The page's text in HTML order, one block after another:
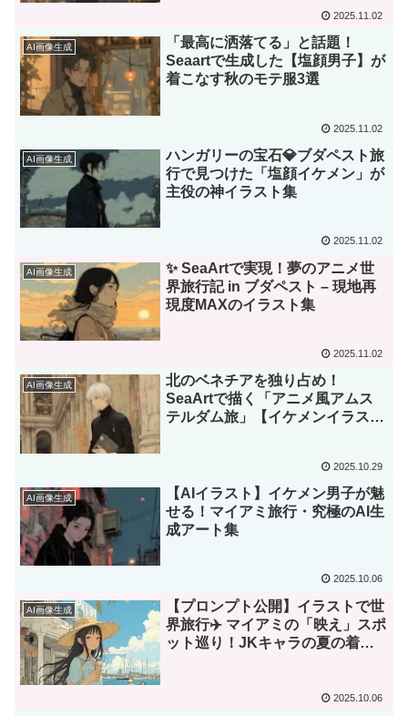
2025.11.02
AI画像生成
「最高に洒落てる」と話題！
Seaartで生成した【塩顔男子】が
着こなす秋のモテ服3選
2025.11.02
AI画像生成
ハンガリーの宝石💎ブダペスト旅
行で見つけた「塩顔イケメン」が
主役の神イラスト集
2025.11.02
AI画像生成
✨ SeaArtで実現！夢のアニメ世
界旅行記 in ブダペスト – 現地再
現度MAXのイラスト集
2025.11.02
AI画像生成
北のベネチアを独り占め！
SeaArtで描く「アニメ風アムス
テルダム旅」【イケメンイラスト
2025.10.29
AI画像生成
【AIイラスト】イケメン男子が魅
せる！マイアミ旅行・究極のAI生
成アート集
2025.10.06
AI画像生成
【プロンプト公開】イラストで世
界旅行✈️ マイアミの「映え」スポ
ット巡り！JKキャラの夏の着回
2025.10.06